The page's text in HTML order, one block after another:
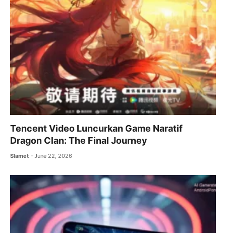
Tencent Video Luncurkan Game Naratif
Dragon Clan: The Final Journey
Slamet June 22, 2026